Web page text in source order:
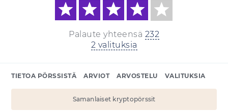
Palaute yhteensä 232
2 valituksia
TIETOA PÖRSSISTÄ ARVIOT ARVOSTELU VALITUKSIA
Samanlaiset kryptopörssit